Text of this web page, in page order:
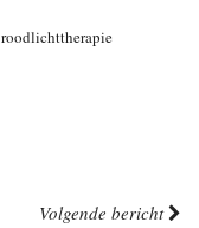
roodlichttherapie
Volgende bericht